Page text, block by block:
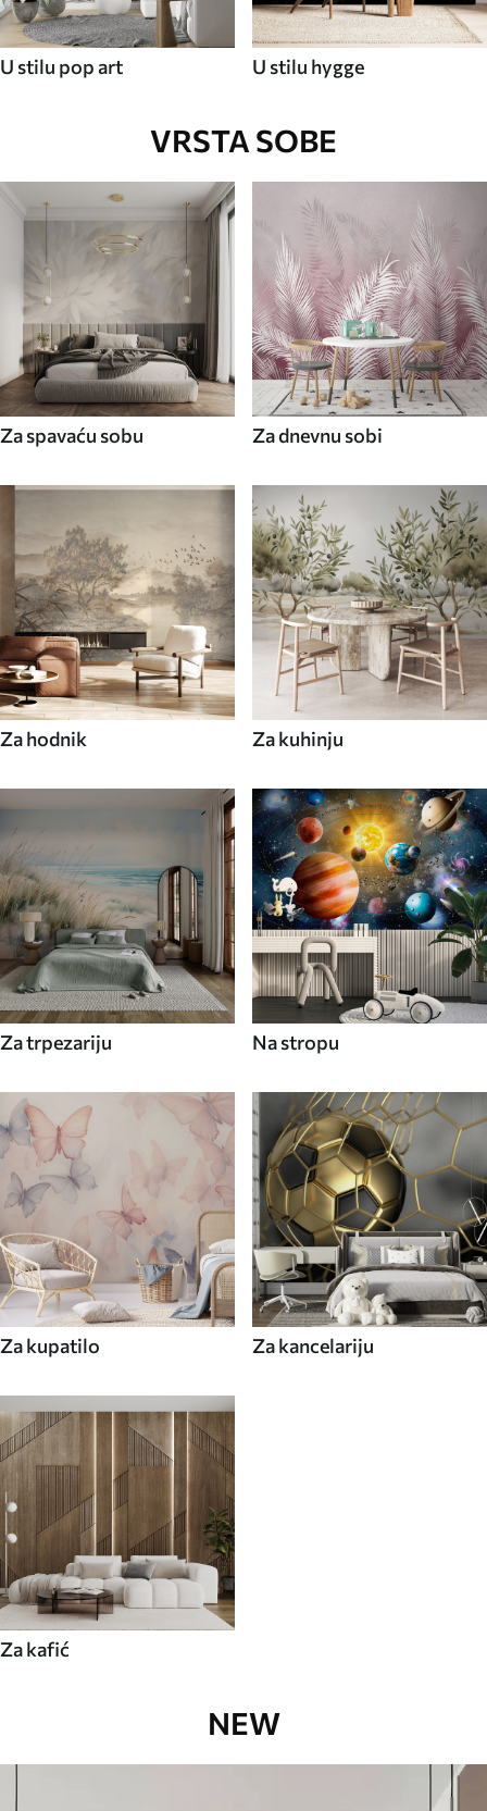
U stilu pop art U stilu hygge
VRSTA SOBE
Za spavaću sobu Za dnevnu sobi
Za hodnik Za kuhinju
Za trpezariju Na stropu
Za kupatilo Za kancelariju
Za kafić
NEW